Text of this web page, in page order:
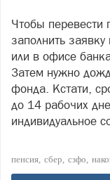
Чтобы перевести
заполнить
или в офисе
Затем нужно
фонда. Кстати,
до 14 рабочих
индивидуальное
пенсия сбер сзфо